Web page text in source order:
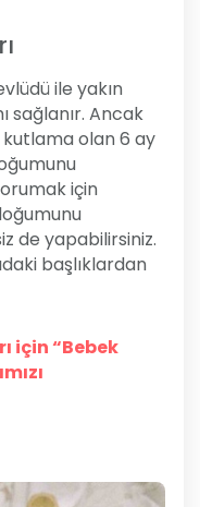
ile yakın
sağlanır. Ancak
kutlama olan 6 ay
için
de yapabilirsiniz.
başlıklardan
için “Bebek